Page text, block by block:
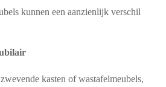
kunnen een aanzienlijk verschil
kasten of wastafelmeubels,